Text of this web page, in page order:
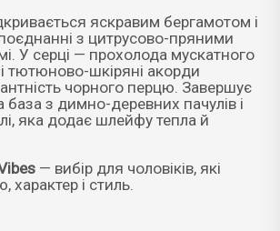
яскравим бергамотом і
з цитрусово-пряними
У серці — прохолода мускатного
тютюново-шкіряні акорди
чорного перцю. Завершує
база з димно-деревних пачулів і
яка додає шлейфу тепла й
— вибір для чоловіків, які
характер і стиль.